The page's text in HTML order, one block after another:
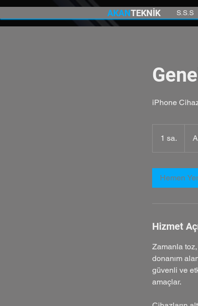
S.S.S
AKANTEKNİK
iPhone
1 sa.
s
Hemen
Hizmet
Zamanla
donanım
güvenli ve
amaçlar.